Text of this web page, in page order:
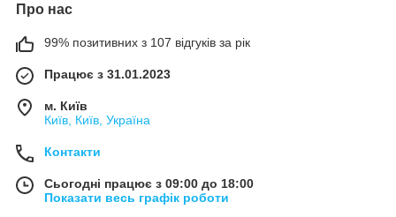
Про нас
99% позитивних з 107 відгуків за рік
Працює з 31.01.2023
м. Київ
Київ, Київ, Україна
Контакти
Сьогодні працює з 09:00 до 18:00
Показати весь графік роботи